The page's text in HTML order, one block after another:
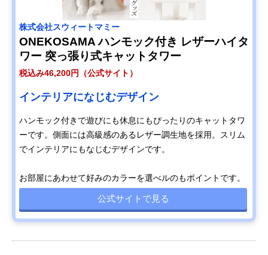
株式会社スウィートマミー
ONEKOSAMA ハンモック付き レザーハイタ
ワー 突っ張り式キャットタワー
税込み46,200円（公式サイト）
インテリアになじむデザイン
ハンモック付きで遊びにも休息にもぴったりのキャットタワ
ーです。側面には高級感のあるレザー調生地を採用。スリム
でインテリアにもなじむデザインです。
お部屋にあわせて好みのカラーを選べルのもポイントです。
公式サイトで見る